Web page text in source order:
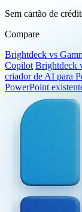
Comece grátis
Sem cartão de
Compare
Brightdeck vs
Copilot Brightdeck
criador de AI para
PowerPoint existente